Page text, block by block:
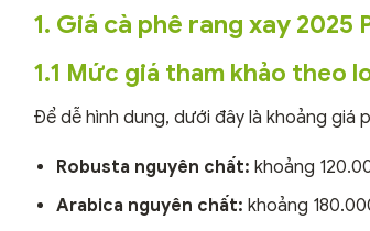
1. Giá cà phê rang xay 2025
1.1 Mức giá tham khảo theo
Để dễ hình dung, dưới đây là khoảng giá
Robusta nguyên chất: khoảng
Arabica nguyên chất: khoảng